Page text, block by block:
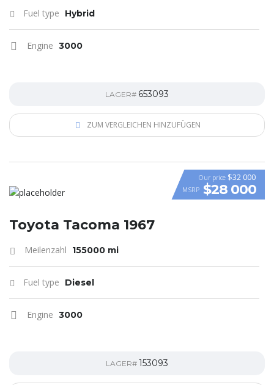
Fuel type Hybrid
Engine 3000
LAGER# 653093
ZUM VERGLEICHEN HINZUFÜGEN
Our price $32 000
MSRP $28 000
Toyota Tacoma 1967
Meilenzahl 155000 mi
Fuel type Diesel
Engine 3000
LAGER# 153093